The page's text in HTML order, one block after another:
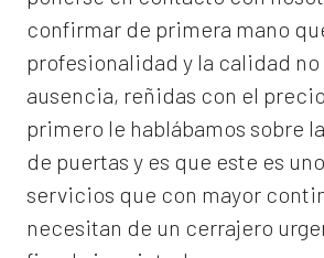
confirmar de primera mano
profesionalidad y la calidad no
ausencia, reñidas con el
primero le hablábamos sobre
de puertas y es que este es
servicios que con mayor
necesitan de un cerrajero